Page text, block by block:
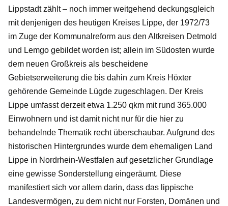
Lippstadt zählt – noch immer weitgehend deckungsgleich
mit denjenigen des heutigen Kreises Lippe, der 1972/73
im Zuge der Kommunalreform aus den Altkreisen Detmold
und Lemgo gebildet worden ist; allein im Südosten wurde
dem neuen Großkreis als bescheidene
Gebietserweiterung die bis dahin zum Kreis Höxter
gehörende Gemeinde Lügde zugeschlagen. Der Kreis
Lippe umfasst derzeit etwa 1.250 qkm mit rund 365.000
Einwohnern und ist damit nicht nur für die hier zu
behandelnde Thematik recht überschaubar. Aufgrund des
historischen Hintergrundes wurde dem ehemaligen Land
Lippe in Nordrhein-Westfalen auf gesetzlicher Grundlage
eine gewisse Sonderstellung eingeräumt. Diese
manifestiert sich vor allem darin, dass das lippische
Landesvermögen, zu dem nicht nur Forsten, Domänen und